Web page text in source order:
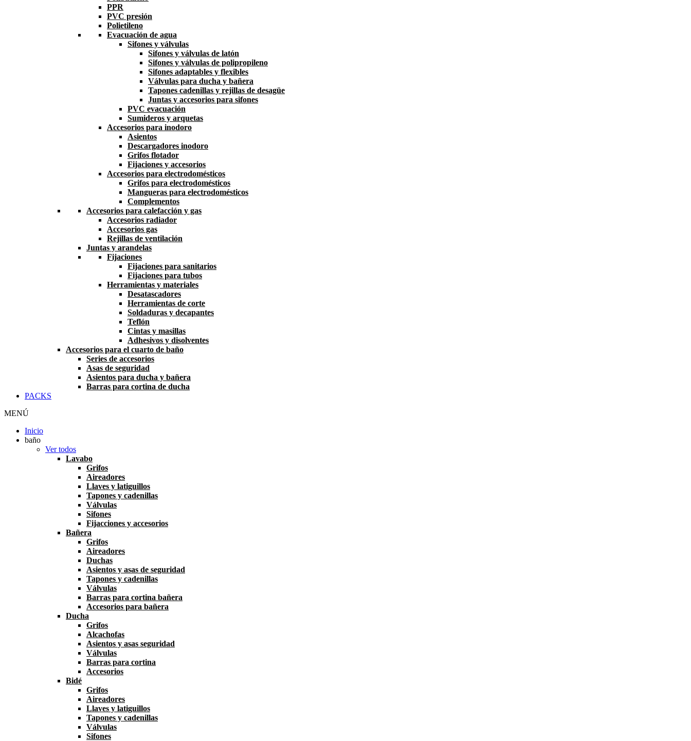
PPR
PVC presión
Polietileno
Evacuación de agua
Sifones y válvulas
Sifones y válvulas de latón
Sifones y válvulas de polipropileno
Sifones adaptables y flexibles
Válvulas para ducha y bañera
Tapones cadenillas y rejillas de desagüe
Juntas y accesorios para sifones
PVC evacuación
Sumideros y arquetas
Accesorios para inodoro
Asientos
Descargadores inodoro
Grifos flotador
Fijaciones y accesorios
Accesorios para electrodomésticos
Grifos para electrodomésticos
Mangueras para electrodomésticos
Complementos
Accesorios para calefacción y gas
Accesorios radiador
Accesorios gas
Rejillas de ventilación
Juntas y arandelas
Fijaciones
Fijaciones para sanitarios
Fijaciones para tubos
Herramientas y materiales
Desatascadores
Herramientas de corte
Soldaduras y decapantes
Teflón
Cintas y masillas
Adhesivos y disolventes
Accesorios para el cuarto de baño
Series de accesorios
Asas de seguridad
Asientos para ducha y bañera
Barras para cortina de ducha
PACKS
MENÚ
Inicio
baño
Ver todos
Lavabo
Grifos
Aireadores
Llaves y latiguillos
Tapones y cadenillas
Válvulas
Sifones
Fijacciones y accesorios
Bañera
Grifos
Aireadores
Duchas
Asientos y asas de seguridad
Tapones y cadenillas
Válvulas
Barras para cortina bañera
Accesorios para bañera
Ducha
Grifos
Alcachofas
Asientos y asas seguridad
Válvulas
Barras para cortina
Accesorios
Bidé
Grifos
Aireadores
Llaves y latiguillos
Tapones y cadenillas
Válvulas
Sifones